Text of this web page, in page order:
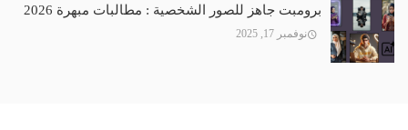
برومبت جاهز للصور الشخصية : مطالبات مبهرة 2026
نوفمبر 17, 2025